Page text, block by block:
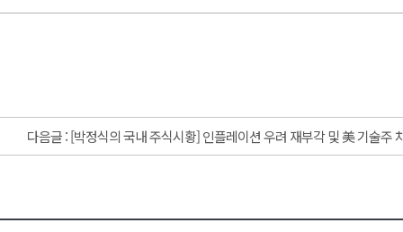
다음글 :[박정식의 국내 주식시황] 인플레이션 우려 재부각 및 美 기술주